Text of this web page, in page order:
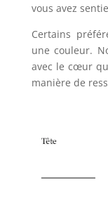
vous avez
Certains
une couleur.
avec le cœur
manière de